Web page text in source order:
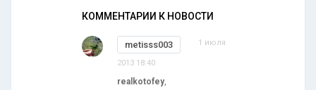
КОММЕНТАРИИ К НОВОСТИ
metisss003 1 июля
2013 18:40
realkotofey,